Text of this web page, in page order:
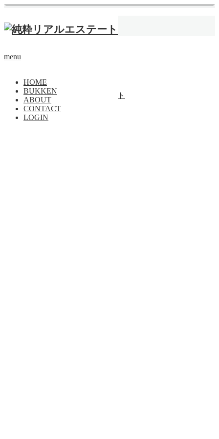
menu
HOME
BUKKEN
ABOUT
CONTACT
LOGIN
ヴィーガン
Copyright ©純粋リアルエステート
PAGE TOP